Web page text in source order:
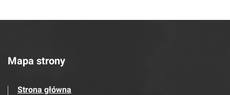
Mapa strony
Strona główna